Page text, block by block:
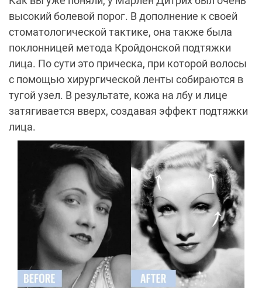
высокий болевой порог. В дополнение к своей
стоматологической тактике, она также была
поклонницей метода Кройдонской подтяжки
лица. По сути это прическа, при которой волосы
с помощью хирургической ленты собираются в
тугой узел. В результате, кожа на лбу и лице
затягивается вверх, создавая эффект подтяжки
лица.